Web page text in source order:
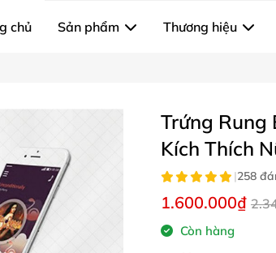
chủ Sản phẩm Thương hiệu
Trứng Rung
Kích Thích
|258
1.600.000₫
Còn hàng